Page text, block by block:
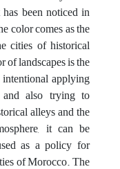
been noticed in
color comes as the
cities of historical
landscapes is the
applying
also trying to
alleys and the
it can be
as a policy for
of Morocco. The